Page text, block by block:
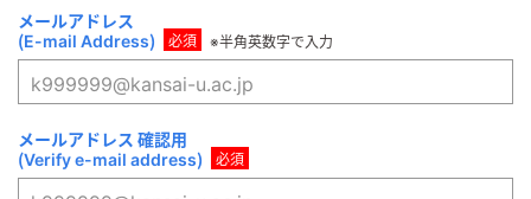
メールアドレス
（E-mail Address）
必須 ※半角英数字で入力
メールアドレス 確認用
（Verify e-mail address）
必須